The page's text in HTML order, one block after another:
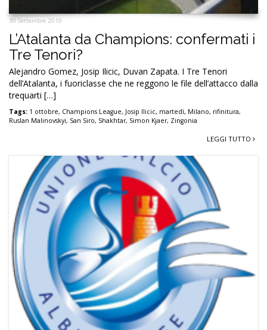
30 Settembre 2019
L’Atalanta da Champions: confermati i
Tre Tenori?
Alejandro Gomez, Josip Ilicic, Duvan Zapata. I Tre Tenori
dell’Atalanta, i fuoriclasse che ne reggono le file dell’attacco dalla
trequarti […]
Tags: 1 ottobre, Champions League, Josip Ilicic, martedì, Milano, rifinitura,
Ruslan Malinovskyi, San Siro, Shakhtar, Simon Kjaer, Zingonia
LEGGI TUTTO